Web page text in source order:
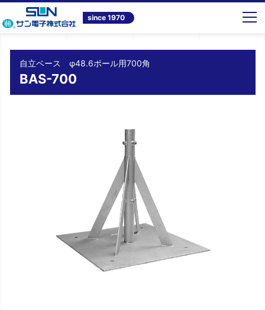
since 1970
トップ 商品情報 テレビ共同受信システム機器 自立ベース φ48.6ポール用700角 BAS-700
自立ベース φ48.6ポール用700角
BAS-700